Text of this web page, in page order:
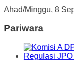
Ahad/Minggu, 8
Pariwara